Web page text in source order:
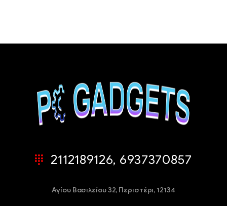
2112189126, 6937370857
Αγίου Βασιλείου 32, Περιστέρι, 12134